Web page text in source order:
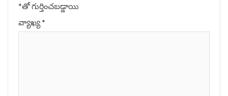
*‌తో గుర్తించబడ్డాయి
వ్యాఖ్య*